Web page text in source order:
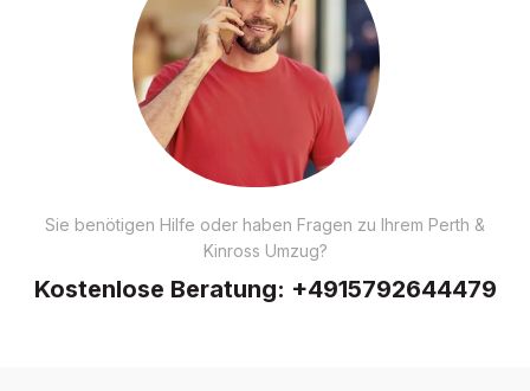
Sie benötigen Hilfe oder haben Fragen zu Ihrem Perth &
Kinross Umzug?
Kostenlose Beratung: +4915792644479